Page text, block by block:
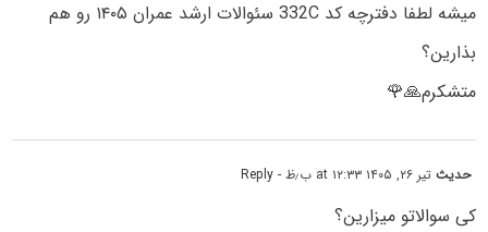
میشه لطفا دفترچه کد 332C سئوالات ارشد عمران ۱۴۰۵ رو هم
بذارین؟
متشکرم🙏🌹
حدیثتیر ۲۶, ۱۴۰۵ at ۱۲:۳۳ ب٫ظ - Reply
کی سوالاتو میزارین؟